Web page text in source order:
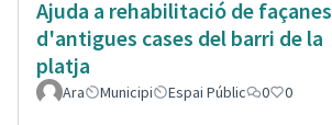
Ajuda a rehabilitació de façanes
d'antigues cases del barri de la
platja
Ara Municipi Espai Públic 0 0